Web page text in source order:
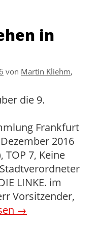
in
von Martin Kliehm,
die 9.
Frankfurt
2016
TOP 7, Keine
LINKE. im
Vorsitzender,
→